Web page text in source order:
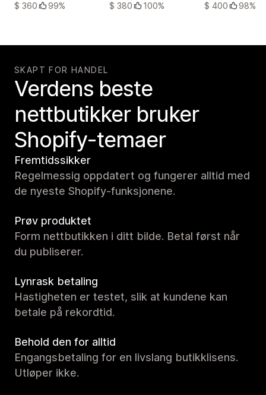
$ 360
99%
$ 380
100%
$ 400
98%
SKAPT FOR HANDEL
Verdens beste
nettbutikker bruker
Shopify-temaer
Fremtidssikker
Regelmessig oppdatert og fungerer alltid med
de nyeste Shopify-funksjonene.
Prøv produktet
Form nettbutikken i ditt bilde. Betal først når
du publiserer.
Lynrask betaling
Hastigheten er testet, slik at kundene kan
betale på rekordtid.
Behold den for alltid
Engangsbetaling for en livslang butikklisens.
Utløper ikke.